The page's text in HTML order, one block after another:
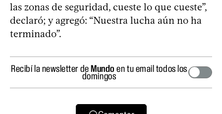
las zonas de seguridad, cueste lo que cueste”,
declaró; y agregó: “Nuestra lucha aún no ha
terminado”.
Recibí la newsletter deMundo en tu email todos los
domingos